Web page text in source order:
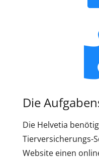
Die
Die Helvetia
Tierversicherungs-
Website einen